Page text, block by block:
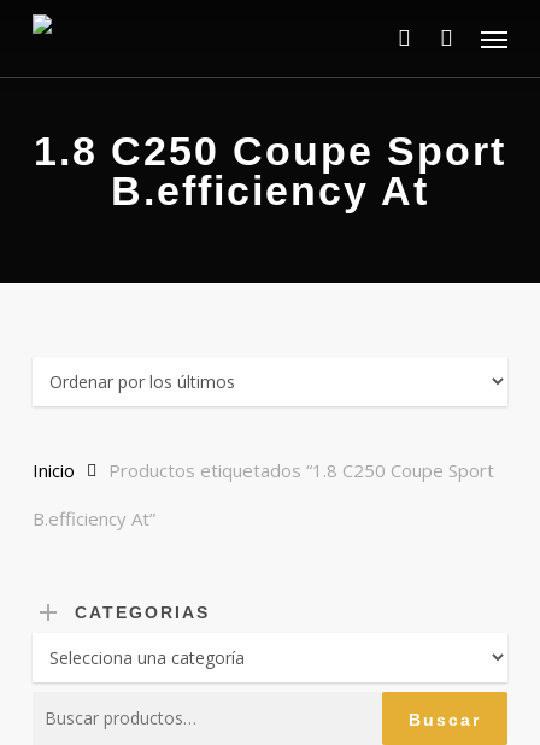
content
Menu
1.8 C250 Coupe Sport
B.efficiency At
Inicio
Productos etiquetados “1.8 C250 Coupe Sport
B.efficiency At”
CATEGORIAS
por:
Buscar